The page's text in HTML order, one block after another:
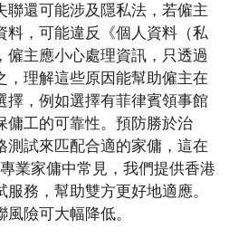
聯還可能涉及隱私法，若僱主
料，可能違反《個人資料（私
僱主應小心處理資訊，只透過
，理解這些原因能幫助僱主在
擇，例如選擇有菲律賓領事館
傭工的可靠性。預防勝於治
測試來匹配合適的家傭，這在
業家傭中常見，我們提供香港
務，幫助雙方更好地適應。
險可大幅降低。